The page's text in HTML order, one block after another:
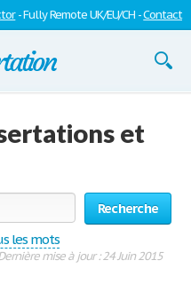
- Fully Remote UK/EU/CH -Contact
et
Recherche
les mots
mise à jour : 24 Juin 2015